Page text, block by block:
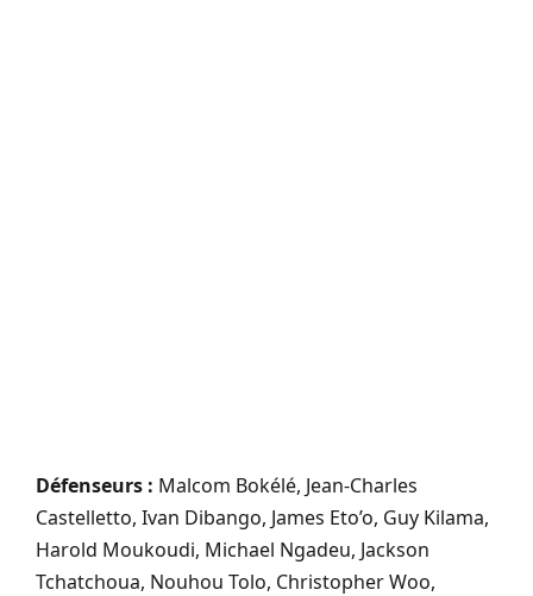
Défenseurs : Malcom Bokélé, Jean-Charles
Castelletto, Ivan Dibango, James Eto’o, Guy Kilama,
Harold Moukoudi, Michael Ngadeu, Jackson
Tchatchoua, Nouhou Tolo, Christopher Woo,